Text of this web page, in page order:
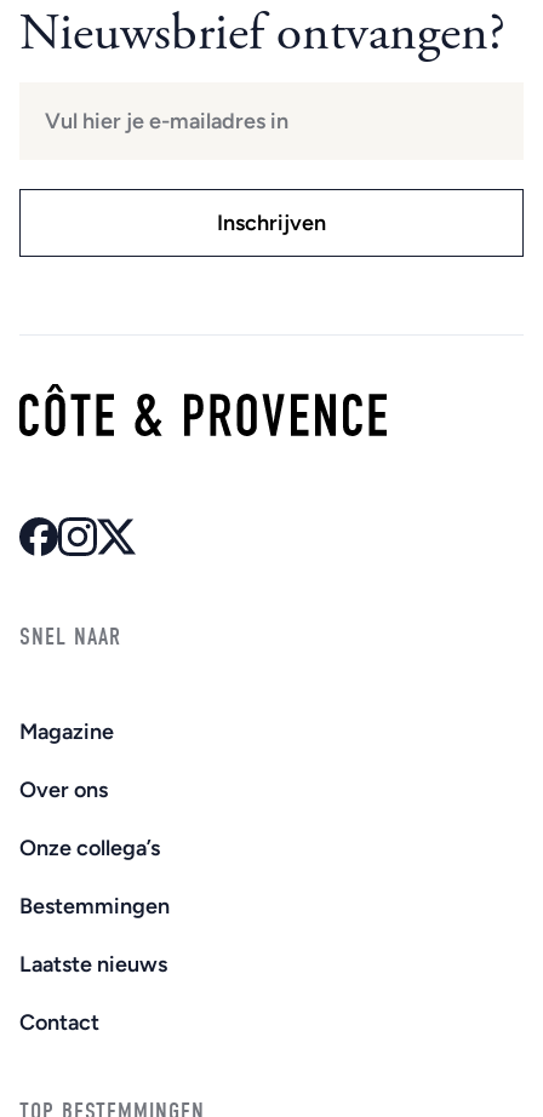
Nieuwsbrief ontvangen?
SNEL NAAR
Magazine
Over ons
Onze collega’s
Bestemmingen
Laatste nieuws
Contact